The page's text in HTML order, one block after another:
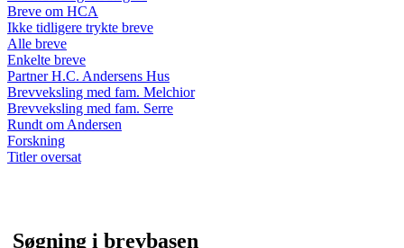
Breve om HCA
Ikke tidligere trykte breve
Alle breve
Enkelte breve
Partner H.C. Andersens Hus
Brevveksling med fam. Melchior
Brevveksling med fam. Serre
Rundt om Andersen
Forskning
Titler oversat
Søgning i brevbasen